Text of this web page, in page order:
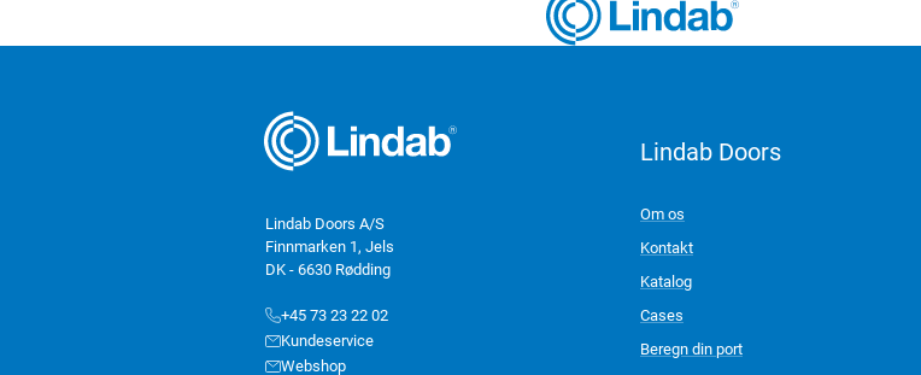
Lindab Doors A/S
Finnmarken 1, Jels
DK - 6630 Rødding
+45 73 23 22 02
Kundeservice
Webshop
Lindab Doors
Om os
Kontakt
Katalog
Cases
Beregn din port